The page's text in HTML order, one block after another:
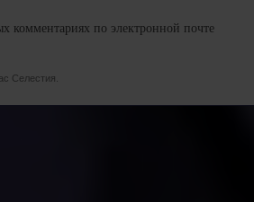
комментариях по электронной почте
Селестия.